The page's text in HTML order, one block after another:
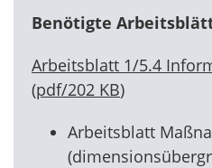
Benötigte
Arbeitsblatt 1/5.4
(pdf/202 KB)
Arbeitsblatt